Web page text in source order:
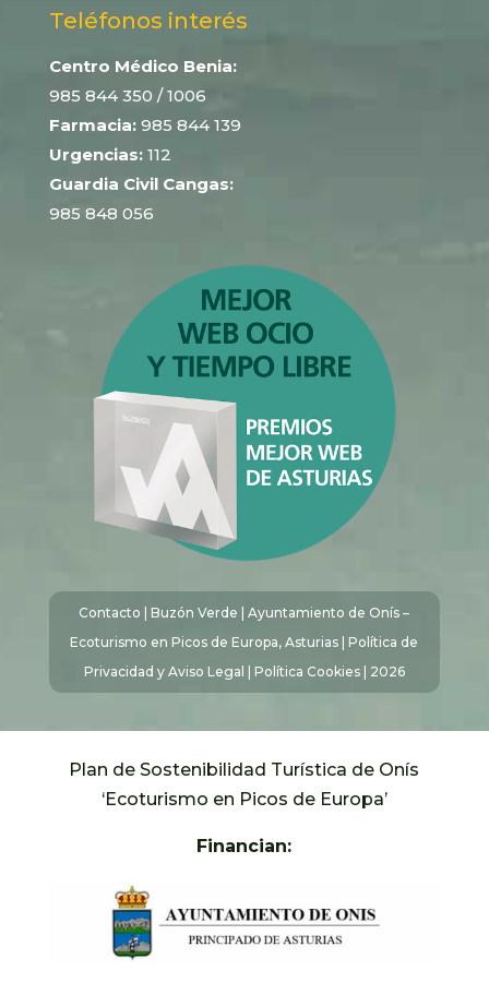
Teléfonos interés
Centro Médico Benia:
985 844 350 / 1006
Farmacia: 985 844 139
Urgencias: 112
Guardia Civil Cangas:
985 848 056
Contacto Buzón Verde | Ayuntamiento de Onís –
Ecoturismo en Picos de Europa, Asturias |Política de
Privacidad y Aviso Legal
Política Cookies| 2026
Plan de Sostenibilidad Turística de Onís
‘Ecoturismo en Picos de Europa’
Financian: